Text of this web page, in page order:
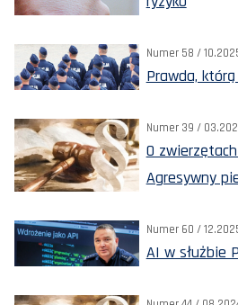
Numer 58 /
Prawda,
Numer 39 /
O
Agresywny
Numer 60 /
AI w służbie